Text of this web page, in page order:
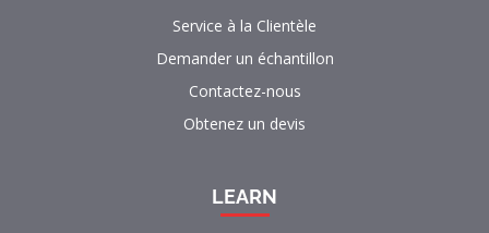
Service à la Clientèle
Demander un échantillon
Contactez-nous
Obtenez un devis
LEARN